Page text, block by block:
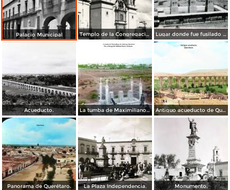
Palacio Municipal Templo de la Congregación Lugar donde fue fusilado el emperador Maximiliano
Acueducto. La tumba de Maximiliano de Absburgo Queretaro Por el fotografo William Henry Jackson. Antiguo acueducto de Querétaro.
Panorama de Querétaro. La Plaza Independencia. Monumento.